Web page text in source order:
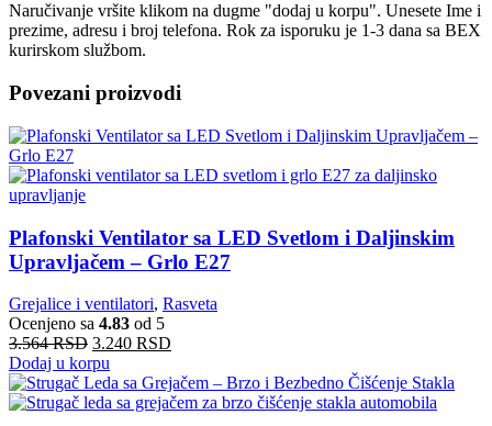
Naručivanje vršite klikom na dugme "dodaj u korpu". Unesete Ime i
prezime, adresu i broj telefona. Rok za isporuku je 1-3 dana sa BEX
kurirskom službom.
Povezani proizvodi
Plafonski Ventilator sa LED Svetlom i Daljinskim
Upravljačem – Grlo E27
Grejalice i ventilatori, Rasveta
Ocenjeno sa 4.83 od 5
3.564RSD 3.240 RSD
Dodaj u korpu